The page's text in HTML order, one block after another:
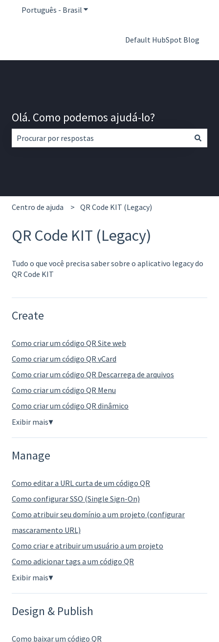
Português - Brasil Mostrar submenu para traduções
Default HubSpot Blog
Olá. Como podemos ajudá-lo?
Centro de ajuda QR Code KIT (Legacy)
QR Code KIT (Legacy)
Tudo o que você precisa saber sobre o aplicativo legacy do
QR Code KIT
Create
Como criar um código QR Site web
Como criar um código QR vCard
Como criar um código QR Descarrega de arquivos
Como criar um código QR Menu
Como criar um código QR dinâmico
Exibir mais▼
Manage
Como editar a URL curta de um código QR
Como configurar SSO (Single Sign-On)
Como atribuir seu domínio a um projeto (configurar
mascaramento URL)
Como criar e atribuir um usuário a um projeto
Como adicionar tags a um código QR
Exibir mais▼
Design & Publish
Como baixar um código QR